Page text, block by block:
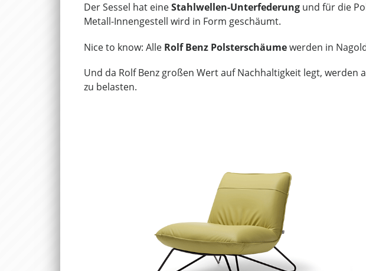
Der Sessel hat eineStahlwellen-Unterfederung und für die
Metall-Innengestell wird in Form geschäumt.
Nice to know: Alle Rolf Benz Polsterschäumewerden in
Und da Rolf Benz großen Wert auf Nachhaltigkeit legt,
zu belasten.